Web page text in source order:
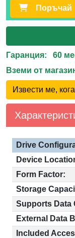
Поръчай
Гаранция: 60
Вземи от
Извести ме,
Drive
Device
Form Factor:
Storage
Supports Data
External Data
Included